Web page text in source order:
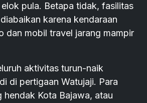
pula. Betapa tidak, fasilitas
karena kendaraan
dan mobil travel jarang mampir
aktivitas turun-naik
di pertigaan Watujaji. Para
hendak Kota Bajawa, atau